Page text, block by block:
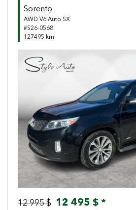
Sorento
AWD V6 Auto SX
#S26-0568
127495 km
Previous
12 995 $ 12 495 $ *